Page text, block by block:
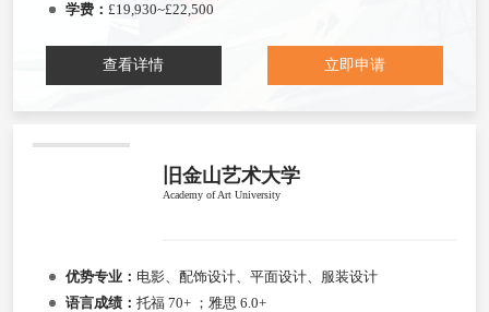
学费： £19,930~£22,500
查看详情 立即申请
旧金山艺术大学
Academy of Art University
优势专业： 电影、配饰设计、平面设计、服装设计
语言成绩： 托福 70+ ；雅思 6.0+